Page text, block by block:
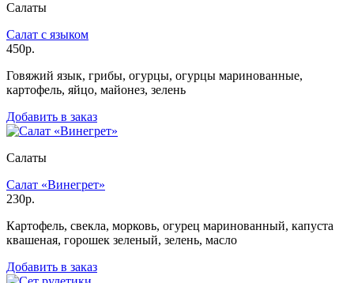
Салаты
Салат с языком
450р.
Говяжий язык, грибы, огурцы, огурцы маринованные,
картофель, яйцо, майонез, зелень
Добавить в заказ
Салаты
Салат «Винегрет»
230р.
Картофель, свекла, морковь, огурец маринованный, капуста
квашеная, горошек зеленый, зелень, масло
Добавить в заказ